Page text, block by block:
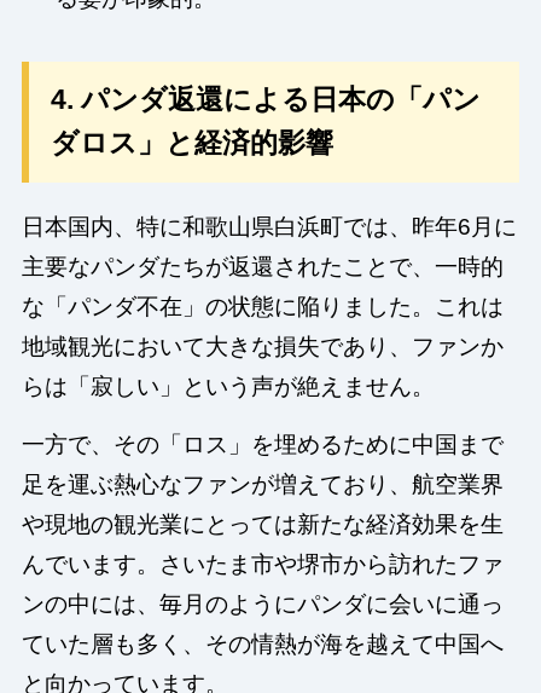
4. パンダ返還による日本の「パン
ダロス」と経済的影響
日本国内、特に和歌山県白浜町では、昨年6月に
主要なパンダたちが返還されたことで、一時的
な「パンダ不在」の状態に陥りました。これは
地域観光において大きな損失であり、ファンか
らは「寂しい」という声が絶えません。
一方で、その「ロス」を埋めるために中国まで
足を運ぶ熱心なファンが増えており、航空業界
や現地の観光業にとっては新たな経済効果を生
んでいます。さいたま市や堺市から訪れたファ
ンの中には、毎月のようにパンダに会いに通っ
ていた層も多く、その情熱が海を越えて中国へ
と向かっています。